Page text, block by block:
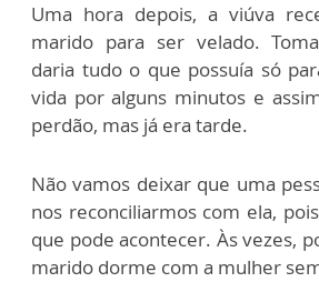
Uma hora depois, a viúva
marido para ser velado.
daria tudo o que possuía só
vida por alguns minutos e
perdão, mas já era tarde.
Não vamos deixar que uma
nos reconciliarmos com ela,
que pode acontecer. Às vezes,
marido dorme com a mulher